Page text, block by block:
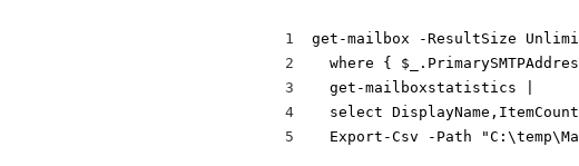
1 get-mailbox -ResultSize
2
  where {
$_
3
  get-mailboxstatistics |
4
select
5
Export-Csv -Path